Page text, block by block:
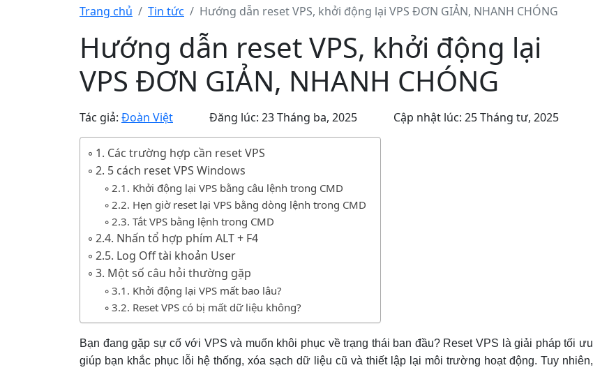
Trang chủ Tin tức Hướng dẫn reset VPS, khởi động lại VPS ĐƠN GIẢN, NHANH CHÓNG
Hướng dẫn reset VPS, khởi động lại
VPS ĐƠN GIẢN, NHANH CHÓNG
Tác giả: Đoàn Việt Đăng lúc: 23 Tháng ba, 2025 Cập nhật lúc: 25 Tháng tư, 2025
1. Các trường hợp cần reset VPS
2. 5 cách reset VPS Windows
2.1. Khởi động lại VPS bằng câu lệnh trong CMD
2.2. Hẹn giờ reset lại VPS bằng dòng lệnh trong CMD
2.3. Tắt VPS bằng lệnh trong CMD
2.4. Nhấn tổ hợp phím ALT + F4
2.5. Log Off tài khoản User
3. Một số câu hỏi thường gặp
3.1. Khởi động lại VPS mất bao lâu?
3.2. Reset VPS có bị mất dữ liệu không?
Bạn đang gặp sự cố với VPS và muốn khôi phục về trạng thái ban đầu? Reset VPS là giải pháp tối ưu
giúp bạn khắc phục lỗi hệ thống, xóa sạch dữ liệu cũ và thiết lập lại môi trường hoạt động. Tuy nhiên,